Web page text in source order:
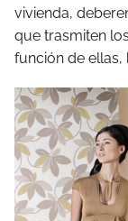
vivienda,
que trasmiten
función de ellas,